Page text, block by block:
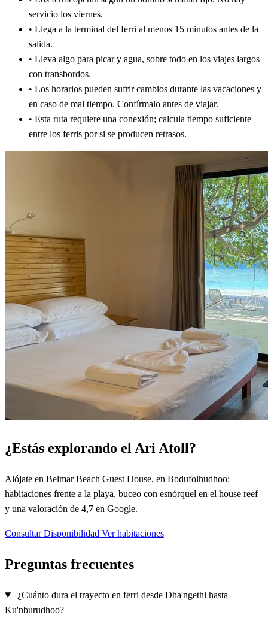
servicio los viernes.
• Llega a la terminal del ferri al menos 15 minutos antes de la
salida.
• Lleva algo para picar y agua, sobre todo en los viajes largos
con transbordos.
• Los horarios pueden sufrir cambios durante las vacaciones y
en caso de mal tiempo. Confírmalo antes de viajar.
• Esta ruta requiere una conexión; calcula tiempo suficiente
entre los ferris por si se producen retrasos.
¿Estás explorando el Ari Atoll?
Alójate en Belmar Beach Guest House, en Bodufolhudhoo:
habitaciones frente a la playa, buceo con esnórquel en el house reef
y una valoración de 4,7 en Google.
Consultar Disponibilidad Ver habitaciones
Preguntas frecuentes
¿Cuánto dura el trayecto en ferri desde Dha'ngethi hasta
Ku'nburudhoo?